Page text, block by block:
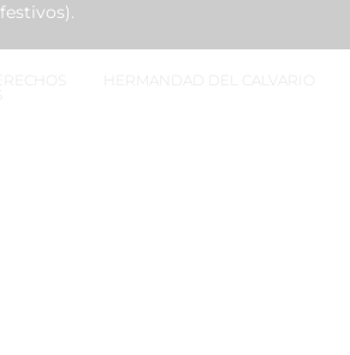
festivos).
HERMANDAD DEL CALVARIO